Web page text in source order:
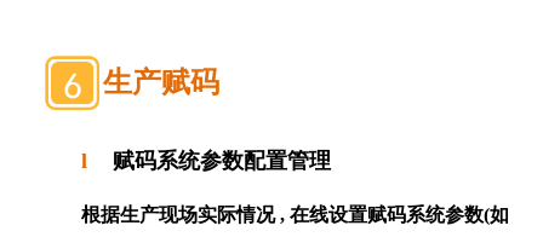
生产赋码
l 赋码系统参数配置管理
根据生产现场实际情况 , 在线设置赋码系统参数(如